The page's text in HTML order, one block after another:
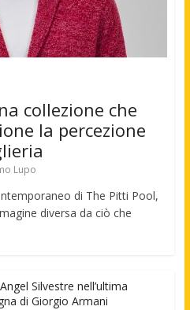
collezione che
la percezione
Lupo
di The Pitti Pool,
diversa da ciò che
Silvestre nell’ultima
di Giorgio Armani